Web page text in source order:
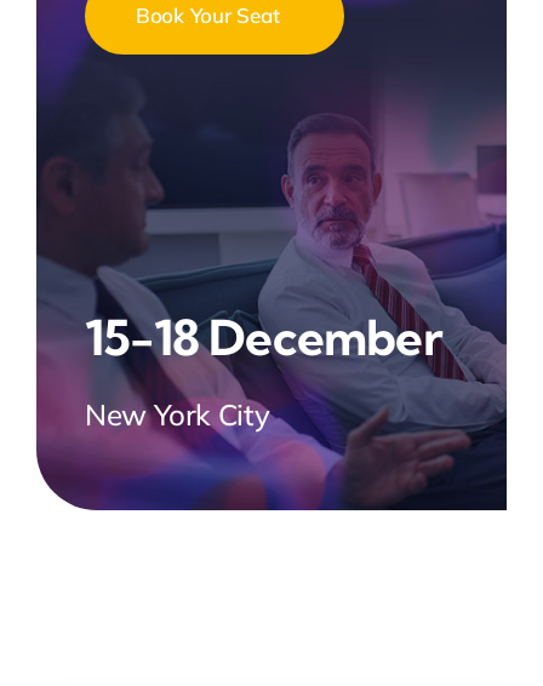
Book Your Seat
15-18 December
New York City